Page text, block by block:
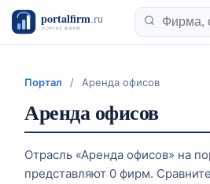
Портал / Аренда офисов
Аренда офисов
Отрасль «Аренда офисов» на
представляют 0 фирм.